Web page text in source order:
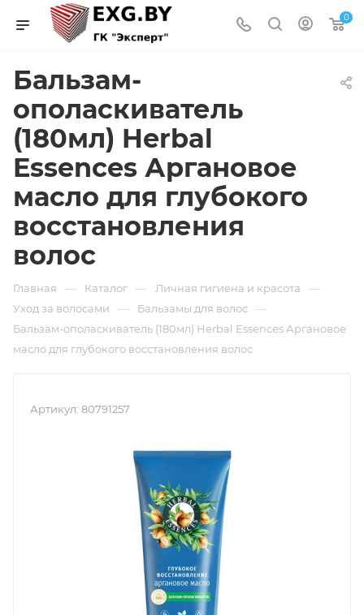
0
Бальзам-
ополаскиватель
(180мл) Herbal
Essences Аргановое
масло для глубокого
восстановления
волос
Главная — Каталог — Личная гигиена и красота —
Уход за волосами — Бальзамы для волос —
Бальзам-ополаскиватель (180мл) Herbal Essences Аргановое
масло для глубокого восстановления волос
Артикул: 80791257